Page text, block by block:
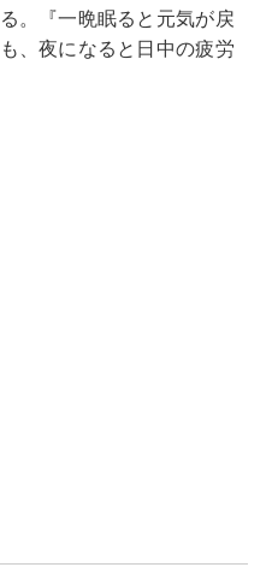
。『一晩眠ると元気が戻
、夜になると日中の疲労